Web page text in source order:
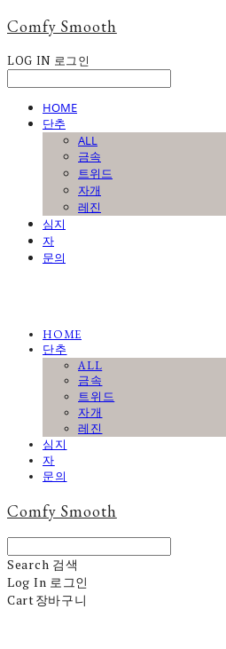
Comfy Smooth
LOG IN 로그인
HOME
단추
ALL
금속
트위드
자개
레진
심지
자
문의
HOME
단추
ALL
금속
트위드
자개
레진
심지
자
문의
Comfy Smooth
Search 검색
Log In 로그인
Cart장바구니